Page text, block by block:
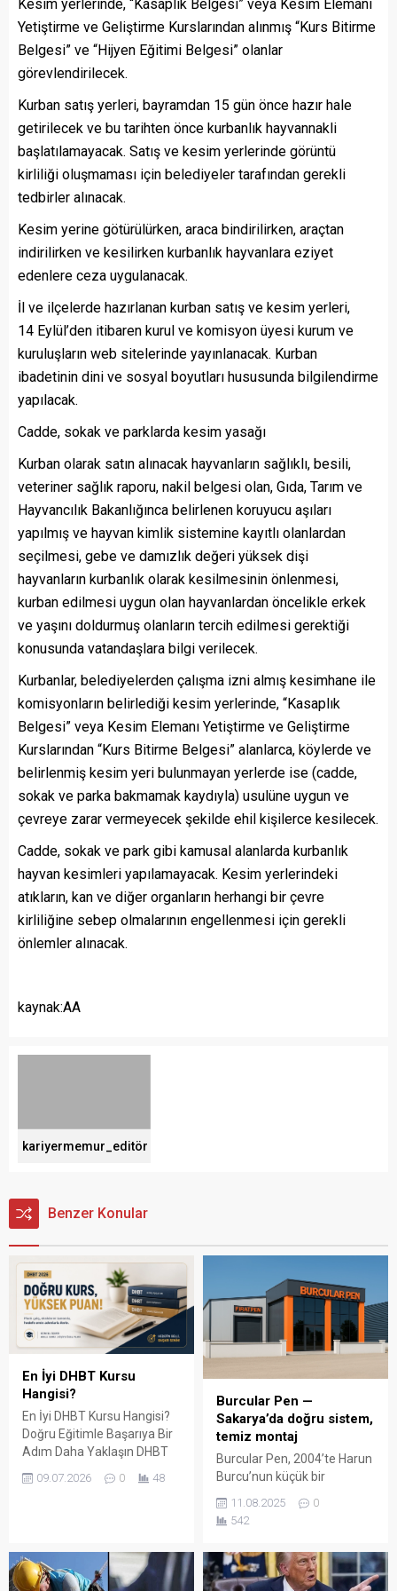
Kesim yerlerinde, “Kasaplık Belgesi” veya Kesim Elemanı
Yetiştirme ve Geliştirme Kurslarından alınmış “Kurs Bitirme
Belgesi” ve “Hijyen Eğitimi Belgesi” olanlar
görevlendirilecek.
Kurban satış yerleri, bayramdan 15 gün önce hazır hale
getirilecek ve bu tarihten önce kurbanlık hayvannakli
başlatılamayacak. Satış ve kesim yerlerinde görüntü
kirliliği oluşmaması için belediyeler tarafından gerekli
tedbirler alınacak.
Kesim yerine götürülürken, araca bindirilirken, araçtan
indirilirken ve kesilirken kurbanlık hayvanlara eziyet
edenlere ceza uygulanacak.
İl ve ilçelerde hazırlanan kurban satış ve kesim yerleri,
14 Eylül’den itibaren kurul ve komisyon üyesi kurum ve
kuruluşların web sitelerinde yayınlanacak. Kurban
ibadetinin dini ve sosyal boyutları hususunda bilgilendirme
yapılacak.
Cadde, sokak ve parklarda kesim yasağı
Kurban olarak satın alınacak hayvanların sağlıklı, besili,
veteriner sağlık raporu, nakil belgesi olan, Gıda, Tarım ve
Hayvancılık Bakanlığınca belirlenen koruyucu aşıları
yapılmış ve hayvan kimlik sistemine kayıtlı olanlardan
seçilmesi, gebe ve damızlık değeri yüksek dişi
hayvanların kurbanlık olarak kesilmesinin önlenmesi,
kurban edilmesi uygun olan hayvanlardan öncelikle erkek
ve yaşını doldurmuş olanların tercih edilmesi gerektiği
konusunda vatandaşlara bilgi verilecek.
Kurbanlar, belediyelerden çalışma izni almış kesimhane ile
komisyonların belirlediği kesim yerlerinde, “Kasaplık
Belgesi” veya Kesim Elemanı Yetiştirme ve Geliştirme
Kurslarından “Kurs Bitirme Belgesi” alanlarca, köylerde ve
belirlenmiş kesim yeri bulunmayan yerlerde ise (cadde,
sokak ve parka bakmamak kaydıyla) usulüne uygun ve
çevreye zarar vermeyecek şekilde ehil kişilerce kesilecek.
Cadde, sokak ve park gibi kamusal alanlarda kurbanlık
hayvan kesimleri yapılamayacak. Kesim yerlerindeki
atıkların, kan ve diğer organların herhangi bir çevre
kirliliğine sebep olmalarının engellenmesi için gerekli
önlemler alınacak.
kaynak:AA
kariyermemur_editör
Benzer Konular
En İyi DHBT Kursu
Hangisi?
En İyi DHBT Kursu Hangisi?
Doğru Eğitimle Başarıya Bir
Adım Daha Yaklaşın DHBT
(Din Hizmetleri Alan Bilgisi
Testi), Diyanet İşleri
Her yıl binlerce aday bu
sınavda yüksek puan
09.07.2026 0 48
Burcular Pen —
Sakarya’da doğru sistem,
temiz montaj
Burcular Pen, 2004’te Harun
Burcu’nun küçük bir
atölyede attığı adımla
başladı; bugün Serdivan’daki
147 m² showroomu ve 750
Sakarya ve çevre ilçelerde
PVC doğrama, cam balkon,
11.08.2025
0
542